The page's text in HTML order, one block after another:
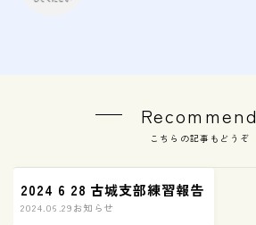
Recommend
こちらの記事もどうぞ
2024 6 28 古城支部練習報告
2024.06.29お知らせ